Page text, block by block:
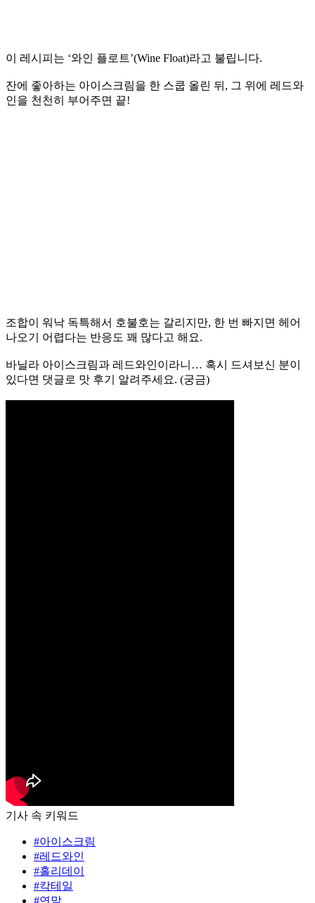
이 레시피는 ‘와인 플로트’(Wine Float)라고 불립니다.
잔에 좋아하는 아이스크림을 한 스쿱 올린 뒤, 그 위에 레드와
인을 천천히 부어주면 끝!
조합이 워낙 독특해서 호불호는 갈리지만, 한 번 빠지면 헤어
나오기 어렵다는 반응도 꽤 많다고 해요.
바닐라 아이스크림과 레드와인이라니… 혹시 드셔보신 분이
있다면 댓글로 맛 후기 알려주세요. (궁금)
기사 속 키워드
#아이스크림
#레드와인
#홀리데이
#칵테일
#연말